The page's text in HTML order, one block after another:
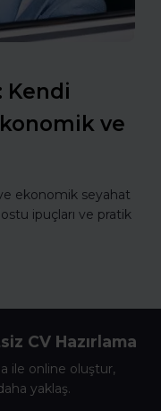
Kendi
ve
ekonomik seyahat
ipuçları ve pratik
CV Hazırlama
ile online oluştur,
yaklaş.